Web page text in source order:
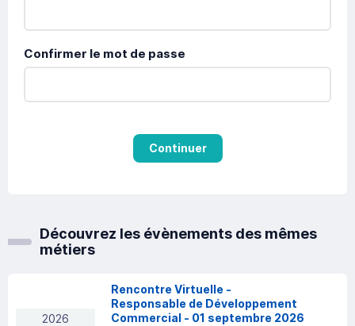
Confirmer le mot de passe
Continuer
Découvrez les évènements des mêmes
métiers
2026
Rencontre Virtuelle -
Responsable de Développement
Commercial - 01 septembre 2026